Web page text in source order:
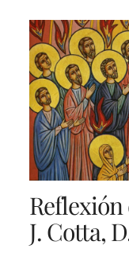
J. Cotta,